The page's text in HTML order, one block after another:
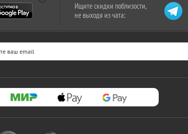
Ищите скидки поблизости,
не выходя из чата: